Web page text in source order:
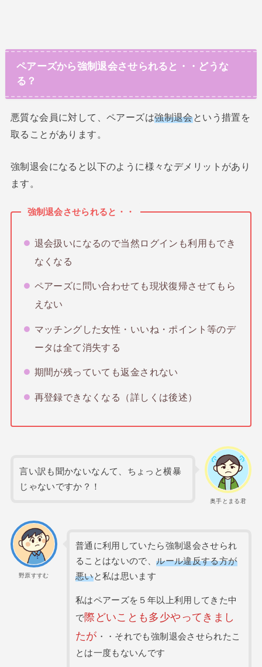
ペアーズから強制退会させられると・・どうな
る？
悪質な会員に対して、ペアーズは強制退会という措置を
取ることがあります。
強制退会になると以下のように様々なデメリットがあり
ます。
強制退会させられると・・
退会扱いになるので当然ログインも利用もでき
なくなる
ペアーズに問い合わせても現状復帰させてもら
えない
マッチングした女性・いいね・ポイント等のデ
ータは全て消失する
期間が残っていても返金されない
再登録できなくなる（詳しくは後述）
奥手とまる君
言い訳も聞かないなんて、ちょっと横暴
じゃないですか？！
野原すすむ
普通に利用していたら強制退会させられ
ることはないので、ルール違反する方が
悪いと私は思います
私はペアーズを５年以上利用してきた中
で際どいことも多少やってきまし
たが ・・それでも強制退会させられたこ
とは一度もないんです